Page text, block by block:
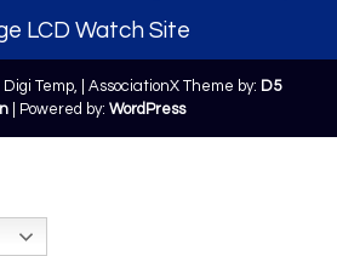
LCD Watch Site
Temp, | AssociationX Theme by: D5
| Powered by: WordPress